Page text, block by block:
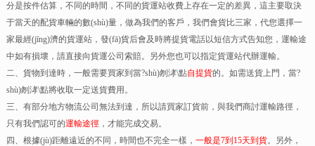
分是按件估算，不同的時間，不同的貨運站收費上存在一定的差異，這主要取決
于當天的配貨車輛的數(shù)量，做為我們的客戶，我們會貨比三家，代您選擇一
家最經(jīng)濟的貨運站，發(fā)貨后會及時將提貨電話以短信方式告知您，運輸途
中如有損壞，請直接向貨運公司索賠。另外您也可以指定貨運站代辦運輸。
二、貨物到達時，一般需要買家到當?shù)刎涍\點自提貨的。如需送貨上門，當?
shù)刎涍\點將收取一定送貨費用。
三、有部分地方物流公司無法到達，所以請買家訂貨前，與我們商討運輸路徑，
只有我們認可的運輸途徑，才能完成交易。
四、根據(jù)距離遠近的不同，時間也不完全一樣， 一般是7到15天到貨。另外，